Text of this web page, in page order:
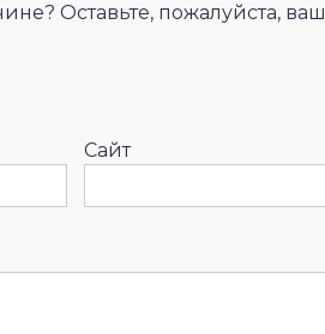
Оставьте, пожалуйста, ваш
Сайт